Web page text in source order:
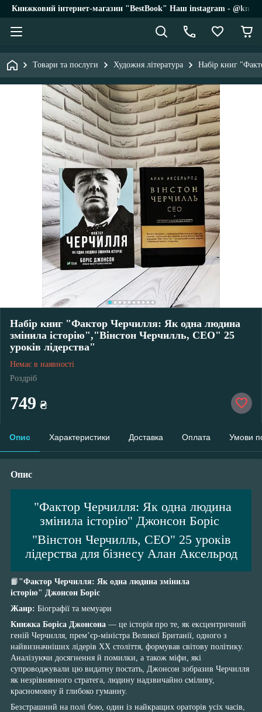
Книжковий інтернет-магазин "BestBook" Наш instagram -
Товари та послуги Художня література Набір книг
Набір книг "Фактор Черчилля: Як одна людина
змінила історію","Вінстон Черчилль, СЕО" 25
уроків лідерства"
Немає в наявності
Роздріб
749 ₴
Опис Характеристики Доставка Оплата Умови
Опис
"Фактор Черчилля: Як одна людина
змінила історію" Джонсон Боріс
"Вінстон Черчилль, СЕО" 25 уроків
лідерства для бізнесу Алан Аксельрод
📙 "Фактор Черчилля: Як одна людина змінила
історію" Джонсон Боріс
Жанр: Біографії та мемуари
Книжка Боріса Джонсона — це історія про те, як ексцентричний
геній Черчилля, прем’єр-міністра Великої Британії, одного з
найвизначніших лідерів ХХ століття, формував світову політику.
Аналізуючи досягнення й помилки, а також міфи, які
супроводжували цю видатну постать, Джонсон зобразив Черчилля
як незрівнянного стратега, людину надзвичайно сміливу,
красномовну й глибоко гуманну.
Безстрашний на полі бою, один із найкращих ораторів усіх часів,